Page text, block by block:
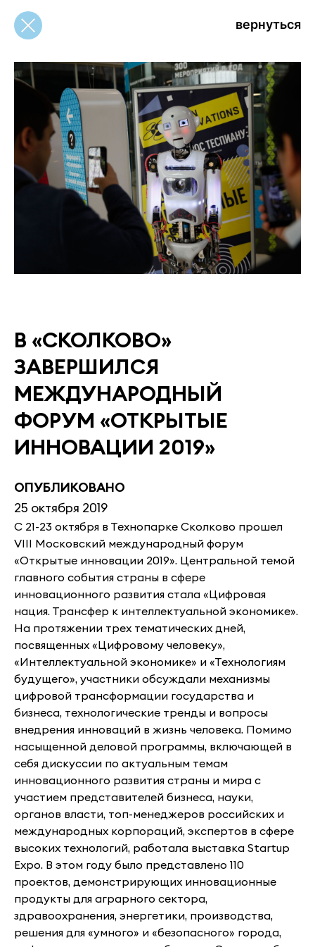
вернуться вернуться
В «СКОЛКОВО»
ЗАВЕРШИЛСЯ
МЕЖДУНАРОДНЫЙ
ФОРУМ «ОТКРЫТЫЕ
ИННОВАЦИИ 2019»
ОПУБЛИКОВАНО
25 октября 2019
С 21-23 октября в Технопарке Сколково прошел
VIII Московский международный форум
«Открытые инновации 2019». Центральной темой
главного события страны в сфере
инновационного развития стала «Цифровая
нация. Трансфер к интеллектуальной экономике».
На протяжении трех тематических дней,
посвященных «Цифровому человеку»,
«Интеллектуальной экономике» и «Технологиям
будущего», участники обсуждали механизмы
цифровой трансформации государства и
бизнеса, технологические тренды и вопросы
внедрения инноваций в жизнь человека. Помимо
насыщенной деловой программы, включающей в
себя дискуссии по актуальным темам
инновационного развития страны и мира с
участием представителей бизнеса, науки,
органов власти, топ-менеджеров российских и
международных корпораций, экспертов в сфере
высоких технологий, работала выставка Startup
Expo. В этом году было представлено 110
проектов, демонстрирующих инновационные
продукты для аграрного сектора,
здравоохранения, энергетики, производства,
решения для «умного» и «безопасного» города,